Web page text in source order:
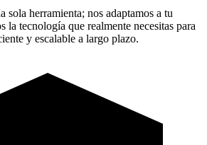
sola herramienta; nos adaptamos a tu
la tecnología que realmente necesitas para
y escalable a largo plazo.